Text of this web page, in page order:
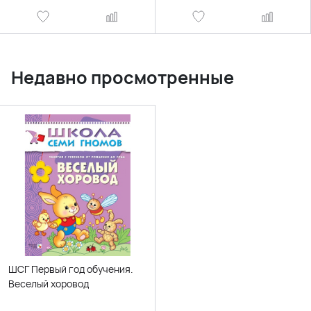
Недавно просмотренные
ШСГ Первый год обучения.
Веселый хоровод